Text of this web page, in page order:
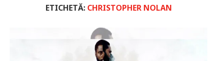
ETICHETĂ: CHRISTOPHER NOLAN